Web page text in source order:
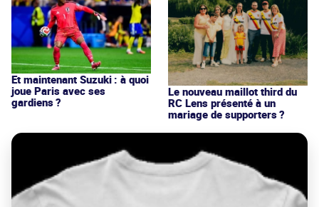
Et maintenant Suzuki : à quoi
joue Paris avec ses
gardiens ?
Le nouveau maillot third du
RC Lens présenté à un
mariage de supporters ?